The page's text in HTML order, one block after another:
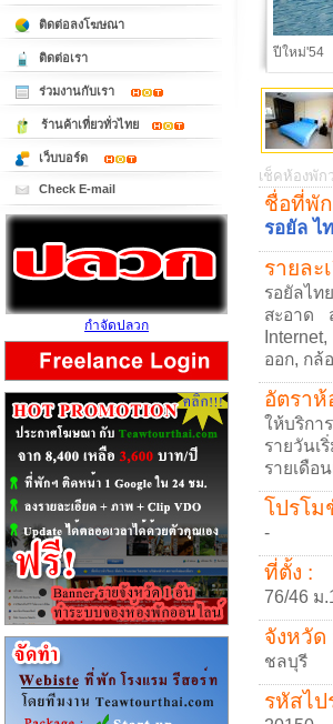
สระน้ำขน
เช็คห้องพัก
ชื่อที่พั
รอยัล ไ
รายละ
รอยัลไ
สะอาด
ออก, กล้
อัตราห้
ให้บริกา
รายวันเ
รายเดือ
โปรโม
-
ที่ตั้ง :
76/46 ม
จังหวัด
ชลบุรี
รหัสไ
ติดต่อลงโฆษณา
ติดต่อเรา
ร่วมงานกับเรา
ร้านค้าเที่ยวทั่วไทย
เว็บบอร์ด
Check E-mail
กำจัดปลวก